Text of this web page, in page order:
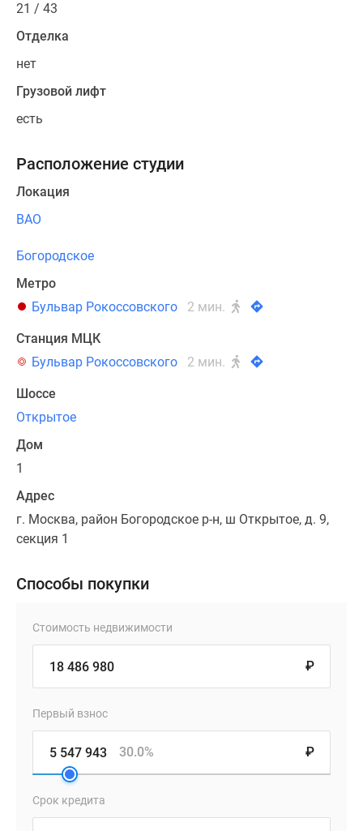
21 / 43
Отделка
нет
Грузовой лифт
есть
Расположение студии
Локация
ВАО
Богородское
Метро
Бульвар Рокоссовского
2 мин.
Станция МЦК
Бульвар Рокоссовского
2 мин.
Шоссе
Открытое
Дом
1
Адрес
г. Москва, район Богородское р-н, ш Открытое, д. 9,
секция 1
Способы покупки
Стоимость недвижимости
₽
Первый взнос
₽
30.0%
Срок кредита